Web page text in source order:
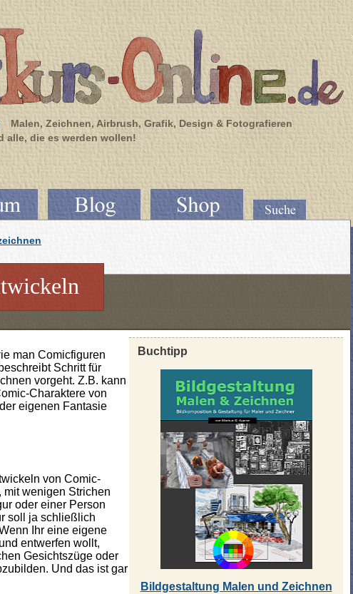
Malen, Zeichnen, Airbrush, Grafik, Design & Fotografieren
alle, die es werden wollen!
Buchtipp
Bildgestaltung Malen und Zeichnen
man Comicfiguren
Schritt für
vorgeht. Z.B. kann
Charaktere von
eigenen Fantasie
von Comic-
mit wenigen Strichen
oder einer Person
soll ja schließlich
Ihr eine eigene
entwerfen wollt,
Gesichtszüge oder
Und das ist gar